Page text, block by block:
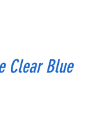
Clear Blue